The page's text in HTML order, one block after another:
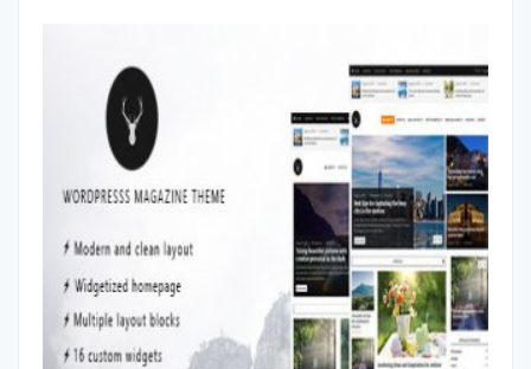
ترفند-فتوشاپ
ترفند-افترافکت
ترفند-پریمیر
ترفند-ایلوستریتور
سایر